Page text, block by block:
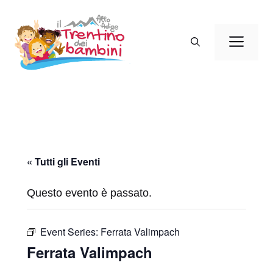
contenuto
« Tutti gli Eventi
Questo evento è passato.
Event Series: Ferrata Valimpach
Ferrata Valimpach